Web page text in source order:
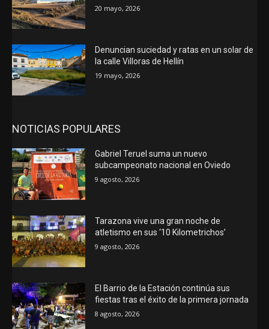
20 mayo, 2026
Denuncian suciedad y ratas en un solar de
la calle Villoras de Hellín
19 mayo, 2026
NOTICIAS POPULARES
Gabriel Teruel suma un nuevo
subcampeonato nacional en Oviedo
9 agosto, 2026
Tarazona vive una gran noche de
atletismo en sus ‘10 Kilometrichos’
9 agosto, 2026
El Barrio de la Estación continúa sus
fiestas tras el éxito de la primera jornada
8 agosto, 2026